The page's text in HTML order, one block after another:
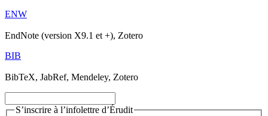
ENW
EndNote (version X9.1 et +), Zotero
BIB
BibTeX, JabRef, Mendeley, Zotero
S’inscrire à l’infolettre d’Érudit